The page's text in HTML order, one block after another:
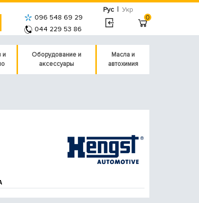
Рус | Укр
096 548 69 29
044 229 53 86
0
и
Оборудование и
аксессуары
Масла и
автохимия